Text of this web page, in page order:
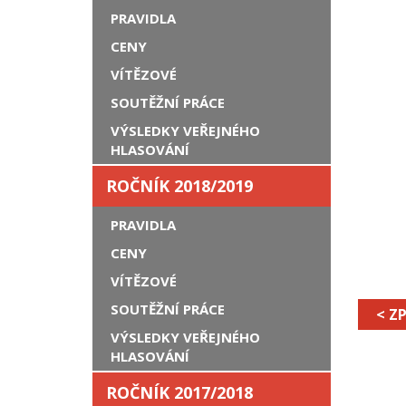
PRAVIDLA
CENY
VÍTĚZOVÉ
SOUTĚŽNÍ PRÁCE
VÝSLEDKY VEŘEJNÉHO
HLASOVÁNÍ
ROČNÍK 2018/2019
PRAVIDLA
CENY
VÍTĚZOVÉ
SOUTĚŽNÍ PRÁCE
VÝSLEDKY VEŘEJNÉHO
HLASOVÁNÍ
ROČNÍK 2017/2018
<